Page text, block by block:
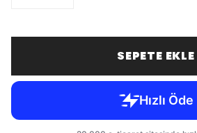
SEPETE EKLE